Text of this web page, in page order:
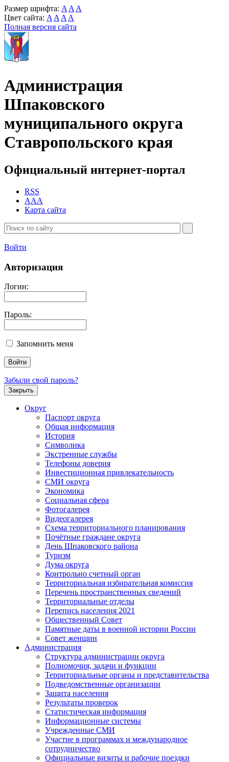
Размер шрифта: A A A
Цвет сайта: A A A A
Полная версия сайта
Администрация
Шпаковского
муниципального округа
Ставропольского края
Официальный интернет-портал
RSS
AAA
Карта сайта
Войти
Авторизация
Логин:
Пароль:
Запомнить меня
Забыли свой пароль?
Закрыть
Округ
Паспорт округа
Общая информация
История
Символика
Экстренные службы
Телефоны доверия
Инвестиционная привлекательность
СМИ округа
Экономика
Социальная сфера
Фотогалерея
Видеогалерея
Схема территориального планирования
Почётные граждане округа
День Шпаковского района
Туризм
Дума округа
Контрольно счетный орган
Территориальная избирательная комиссия
Перечень пространственных сведений
Территориальные отделы
Перепись населения 2021
Общественный Совет
Памятные даты в военной истории России
Совет женщин
Администрация
Структура администрации округа
Полномочия, задачи и функции
Территориальные органы и представительства
Подведомственные организации
Защита населения
Результаты проверок
Статистическая информация
Информационные системы
Учрежденные СМИ
Участие в программах и международное
сотрудничество
Официальные визиты и рабочие поездки